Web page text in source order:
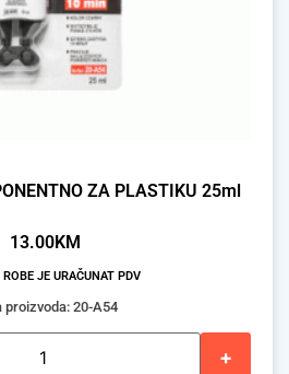
ZA PLASTIKU 25ml
13.00KM
JE URAČUNAT PDV
proizvoda: 20-A54
+